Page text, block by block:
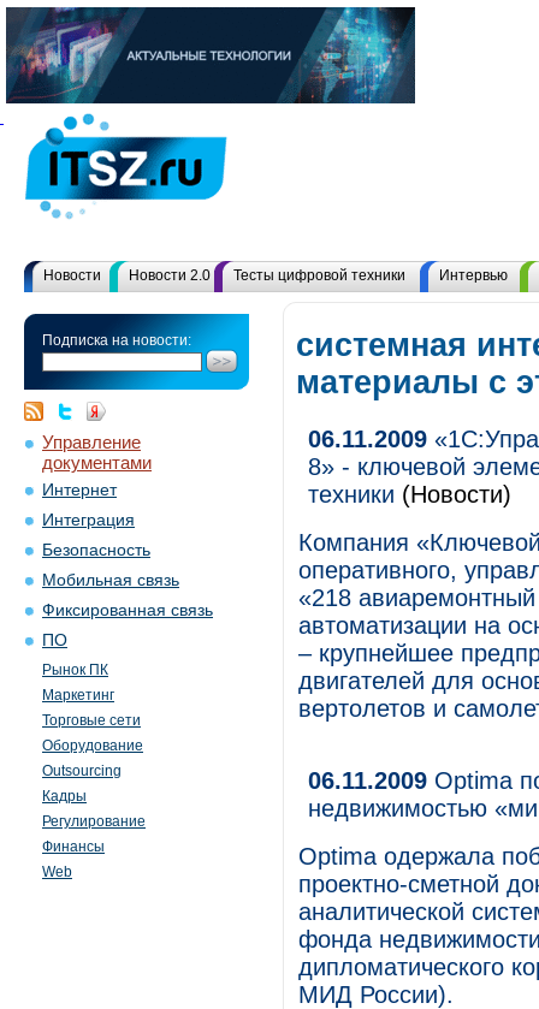
Новости Новости 2.0 Тесты цифровой техники Интервью
Подписка на новости:
Управление
документами
Интернет
Интеграция
Безопасность
Мобильная связь
Фиксированная связь
ПО
Рынок ПК
Маркетинг
Торговые сети
Оборудование
Outsourcing
Кадры
Регулирование
Финансы
Web
системная
материалы с
06.11.2009
8» - ключевой
техники (Новости)
Компания
оперативного,
«218
автоматизации на
– крупнейшее
двигателей для
вертолетов и
06.11.2009 Optima
недвижимостью
Optima одержала
проектно-сметной
аналитической
фонда
дипломатического
МИД России).